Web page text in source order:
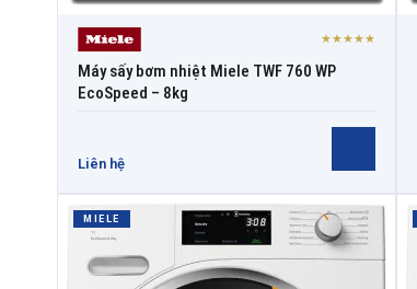
★★★★★
Máy sấy bơm nhiệt Miele TWF 760 WP
EcoSpeed – 8kg
Liên hệ
MIELE